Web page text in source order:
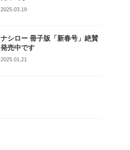
2025.03.19
ナシロー 冊子版「新春号」絶賛
発売中です
2025.01.21